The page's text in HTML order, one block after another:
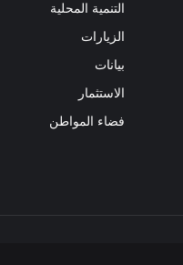
التنمية المحلية
الزيارات
بيانات
الاستثمار
فضاء المواطن